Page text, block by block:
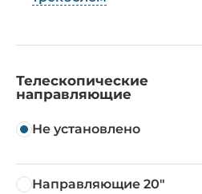
Телескопические
направляющие
Не установлено
Направляющие 20"